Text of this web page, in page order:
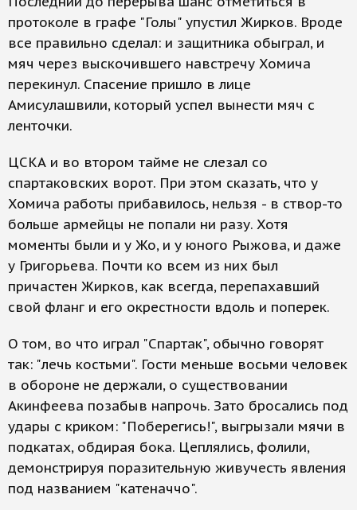
протоколе в графе "Голы" упустил Жирков. Вроде
все правильно сделал: и защитника обыграл, и
мяч через выскочившего навстречу Хомича
перекинул. Спасение пришло в лице
Амисулашвили, который успел вынести мяч с
ленточки.
ЦСКА и во втором тайме не слезал со
спартаковских ворот. При этом сказать, что у
Хомича работы прибавилось, нельзя - в створ-то
больше армейцы не попали ни разу. Хотя
моменты были и у Жо, и у юного Рыжова, и даже
у Григорьева. Почти ко всем из них был
причастен Жирков, как всегда, перепахавший
свой фланг и его окрестности вдоль и поперек.
О том, во что играл "Спартак", обычно говорят
так: "лечь костьми". Гости меньше восьми человек
в обороне не держали, о существовании
Акинфеева позабыв напрочь. Зато бросались под
удары с криком: "Поберегись!", выгрызали мячи в
подкатах, обдирая бока. Цеплялись, фолили,
демонстрируя поразительную живучесть явления
под названием "катеначчо".